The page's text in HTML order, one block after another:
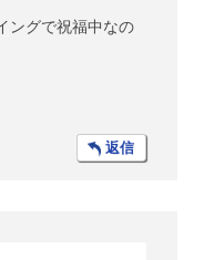
ングで祝福中なの
返信